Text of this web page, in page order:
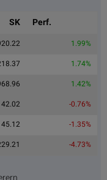
SK Perf.
1.99%
1.74%
1.42%
42.02 -0.76%
-1.35%
-4.73%